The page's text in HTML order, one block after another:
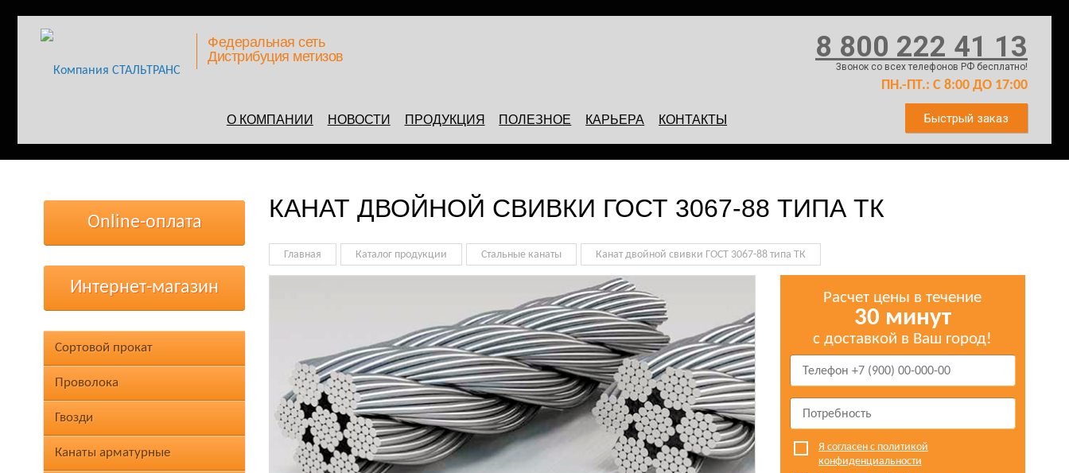
Федеральная сеть
Дистрибуция метизов
8 800 222 41 13
Звонок со всех телефонов РФ бесплатно!
ПН.-ПТ.: С 8:00 ДО 17:00
О КОМПАНИИ НОВОСТИ ПРОДУКЦИЯ ПОЛЕЗНОЕ КАРЬЕРА КОНТАКТЫ Быстрый заказ
Online-оплата
Интернет-магазин
Сортовой прокат
Проволока
Гвозди
Канаты арматурные
КАНАТ ДВОЙНОЙ СВИВКИ ГОСТ 3067-88 ТИПА ТК
Главная Каталог продукции Стальные канаты Канат двойной свивки ГОСТ 3067-88 типа ТК
Расчет цены в течение
30 минут
с доставкой в Ваш город!
Я согласен с политикой
конфиденциальности